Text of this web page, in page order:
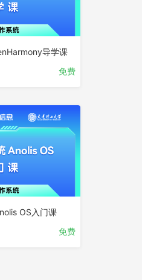
导学课
免费
OS入门课
免费